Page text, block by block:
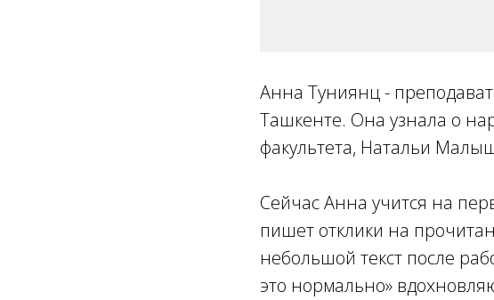
Анна Туниянц -
Ташкенте. Она узнала о
факультета, Натальи
Сейчас Анна учится на
пишет отклики на
небольшой текст после
это нормально»